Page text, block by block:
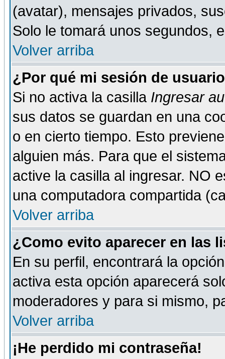
(avatar), mensajes privados,
Solo le tomará unos segundos,
Volver arriba
¿Por qué mi sesión de
Si no activa la casilla Ingresar
sus datos se guardan en una
o en cierto tiempo. Esto
alguien más. Para que el
active la casilla al ingresar. NO
una computadora compartida
Volver arriba
¿Como evito aparecer en las
En su perfil, encontrará la
activa esta opción aparecerá
moderadores y para si mismo,
Volver arriba
¡He perdido mi contraseña!